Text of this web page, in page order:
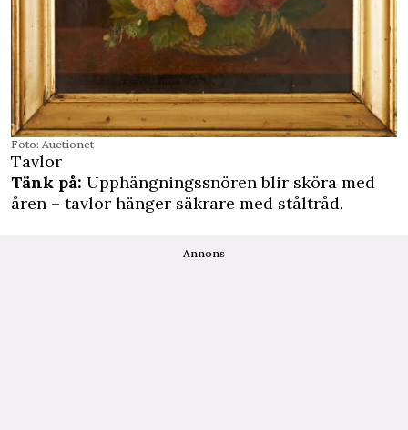
Foto: Auctionet
Tavlor
Tänk på: Upphängningssnören blir sköra med
åren – tavlor hänger säkrare med ståltråd.
Annons